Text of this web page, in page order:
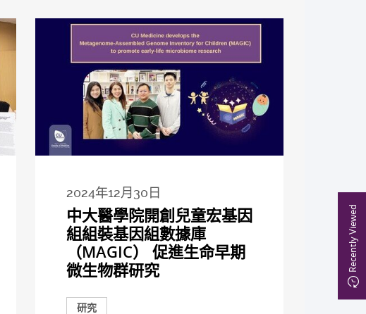
Recently Viewed
2024年12月30日
中大醫學院開創兒童宏基因
組組裝基因組數據庫
（MAGIC） 促進生命早期
微生物群研究
研究